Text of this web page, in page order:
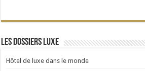
Les dossiers Luxe
Hôtel de luxe dans le monde